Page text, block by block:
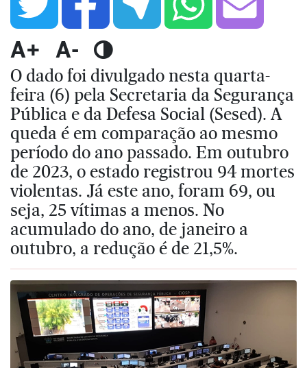
A+ A-
O dado foi divulgado nesta quarta-
feira (6) pela Secretaria da Segurança
Pública e da Defesa Social (Sesed). A
queda é em comparação ao mesmo
período do ano passado. Em outubro
de 2023, o estado registrou 94 mortes
violentas. Já este ano, foram 69, ou
seja, 25 vítimas a menos. No
acumulado do ano, de janeiro a
outubro, a redução é de 21,5%.